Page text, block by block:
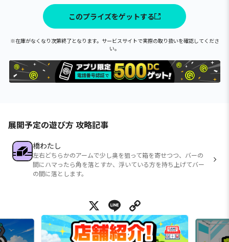
このプライズをゲットする
※在庫がなくなり次第終了となります。サービスサイトで実際の取り扱いを確認してくださ
い。
展開予定の遊び方 攻略記事
橋わたし
左右どちらかのアームで少し奥を狙って箱を寄せつつ、バーの
間にハマったら角を落とすか、浮いている方を持ち上げてバー
の間に落とします。
X Line